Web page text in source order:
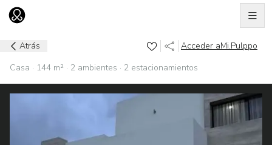
Ir al home
Atrás Acceder aMi.Pulppo
Casa · 144 m² · 2 ambientes · 2 estacionamientos